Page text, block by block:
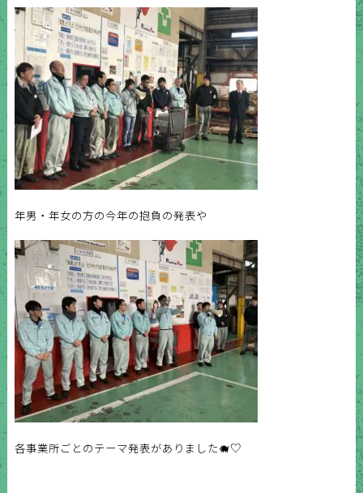
年男・年女の方の今年の抱負の発表や
各事業所ごとのテーマ発表がありました🐗♡